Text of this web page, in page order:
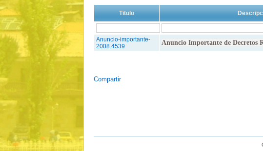
Titulo
Anuncio-importante-
2008.4539
Anuncio Importante de Decretos
Compartir